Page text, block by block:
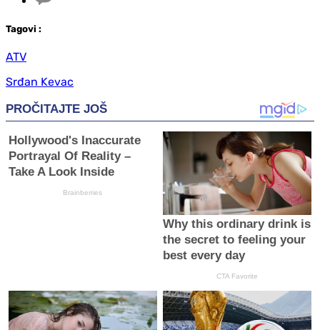
Tagovi :
ATV
Srđan Kevac